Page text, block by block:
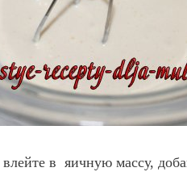
в яичную массу,